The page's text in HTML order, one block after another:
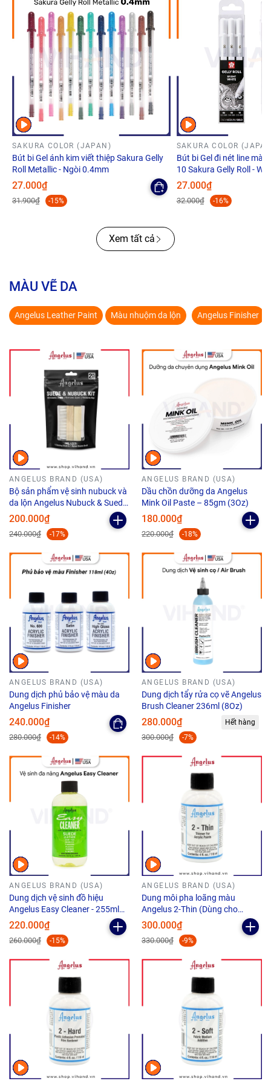
SAKURA COLOR (JAPAN)
Bút bi Gel ánh kim viết thiệp Sakura Gelly
Roll Metallic - Ngòi 0.4mm
27.000₫
31.900₫ -15%
SAKURA COLOR
Bút bi Gel đi nét line
10 Sakura Gelly Roll -
27.000₫
32.000₫ -16%
Xem tất cả
MÀU VẼ DA
Angelus Leather Paint Màu nhuộm da lộn Angelus Finisher
ANGELUS BRAND (USA)
Bộ sản phẩm vệ sinh nubuck và
da lộn Angelus Nubuck & Suede
Kit cao cấp
200.000₫
240.000₫ -17%
ANGELUS BRAND (USA)
Dầu chồn dưỡng da Angelus
Mink Oil Paste – 85gm (3Oz)
180.000₫
220.000₫ -18%
ANGELUS BRAND (USA)
Dung dịch phủ bảo vệ màu da
Angelus Finisher
240.000₫
280.000₫ -14%
ANGELUS BRAND (USA)
Dung dịch tẩy rửa cọ vẽ Angelus
Brush Cleaner 236ml (8Oz)
280.000₫
300.000₫ -7%
Hết hàng
ANGELUS BRAND (USA)
Dung dịch vệ sinh đồ hiệu
Angelus Easy Cleaner - 255ml
(8.6Oz)
220.000₫
260.000₫ -15%
ANGELUS BRAND (USA)
Dung môi pha loãng màu
Angelus 2-Thin (Dùng cho
Airbrush) - 118ml (4Oz)
300.000₫
330.000₫ -9%